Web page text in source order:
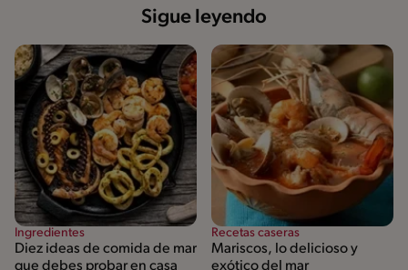
Sigue leyendo
Ingredientes
Diez ideas de comida de mar
que debes probar en casa
Recetas caseras
Mariscos, lo delicioso y
exótico del mar